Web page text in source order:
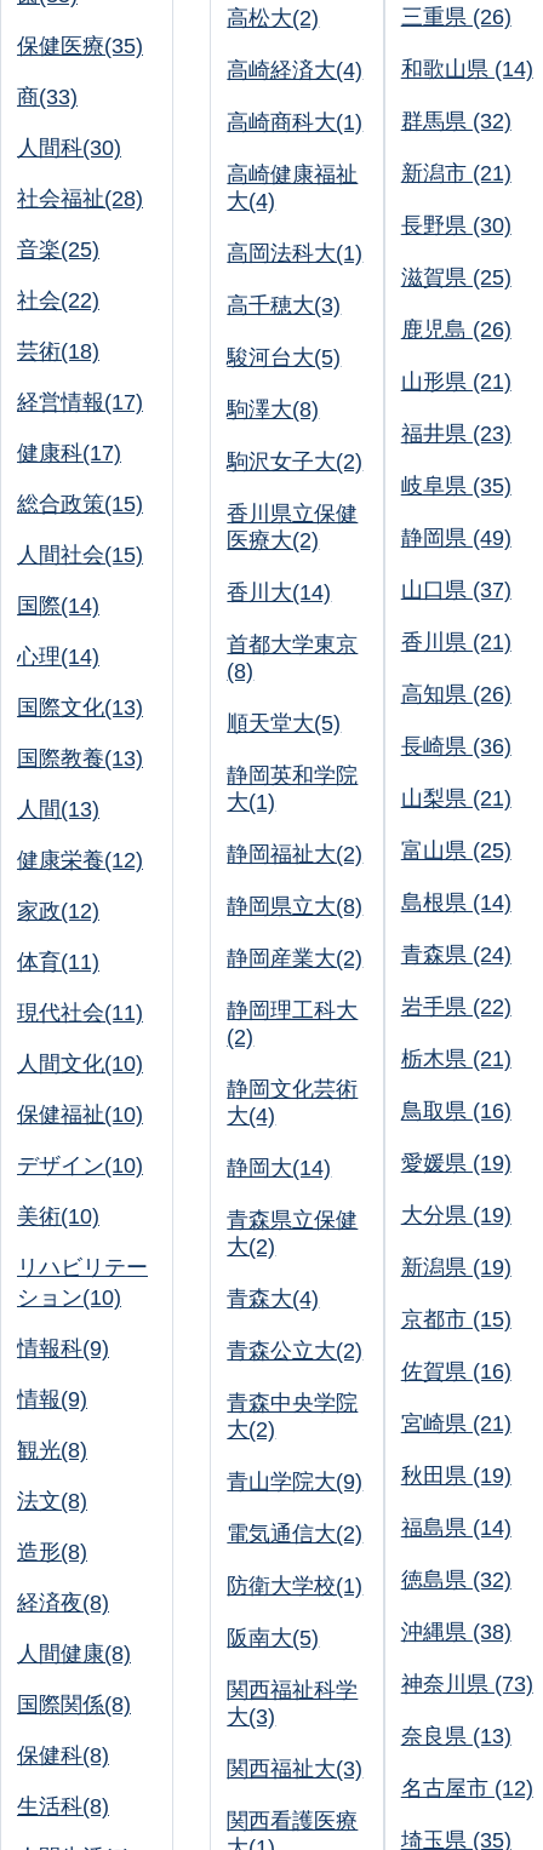
保健医療(35)
商(33)
人間科(30)
社会福祉(28)
音楽(25)
社会(22)
芸術(18)
経営情報(17)
健康科(17)
総合政策(15)
人間社会(15)
国際(14)
心理(14)
国際文化(13)
国際教養(13)
人間(13)
健康栄養(12)
家政(12)
体育(11)
現代社会(11)
人間文化(10)
保健福祉(10)
デザイン(10)
美術(10)
リハビリテー
ション(10)
情報科(9)
情報(9)
観光(8)
法文(8)
造形(8)
経済夜(8)
人間健康(8)
国際関係(8)
保健科(8)
生活科(8)
高松大(2)
高崎経済大(4)
高崎商科大(1)
高崎健康福祉
大(4)
高岡法科大(1)
高千穂大(3)
駿河台大(5)
駒澤大(8)
駒沢女子大(2)
香川県立保健
医療大(2)
香川大(14)
首都大学東京
(8)
順天堂大(5)
静岡英和学院
大(1)
静岡福祉大(2)
静岡県立大(8)
静岡産業大(2)
静岡理工科大
(2)
静岡文化芸術
大(4)
静岡大(14)
青森県立保健
大(2)
青森大(4)
青森公立大(2)
青森中央学院
大(2)
青山学院大(9)
電気通信大(2)
防衛大学校(1)
阪南大(5)
関西福祉科学
大(3)
関西福祉大(3)
関西看護医療
三重県 (26)
和歌山県 (14)
群馬県 (32)
新潟市 (21)
長野県 (30)
滋賀県 (25)
鹿児島 (26)
山形県 (21)
福井県 (23)
岐阜県 (35)
静岡県 (49)
山口県 (37)
香川県 (21)
高知県 (26)
長崎県 (36)
山梨県 (21)
富山県 (25)
島根県 (14)
青森県 (24)
岩手県 (22)
栃木県 (21)
鳥取県 (16)
愛媛県 (19)
大分県 (19)
新潟県 (19)
京都市 (15)
佐賀県 (16)
宮崎県 (21)
秋田県 (19)
福島県 (14)
徳島県 (32)
沖縄県 (38)
神奈川県 (73)
奈良県 (13)
名古屋市 (12)
埼玉県 (35)